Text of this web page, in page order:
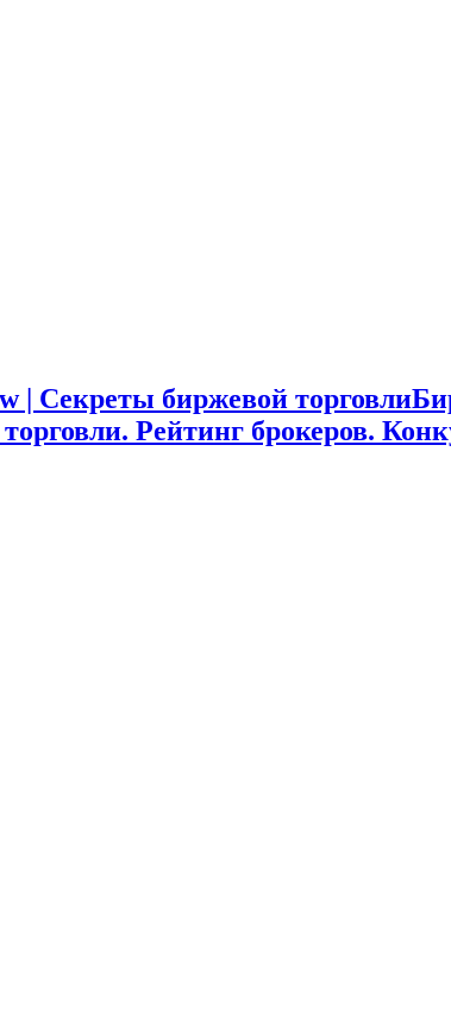
| Секреты биржевой торговли
Рейтинг брокеров.